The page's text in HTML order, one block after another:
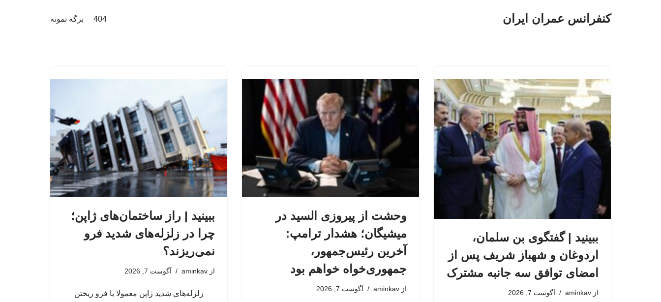
کنفرانس عمران ایران 404 برگه نمونه
ببینید | گفتگوی بن سلمان،
اردوغان و شهباز شریف پس از
امضای توافق سه جانبه مشترک
از aminkav آگوست 7, 2026
وحشت از پیروزی السید در
میشیگان؛ هشدار ترامپ:
آخرین رئیس‌جمهور،
جمهوری‌خواه خواهم بود
از aminkav آگوست 7, 2026
ببینید | راز ساختمان‌های ژاپن؛
چرا در زلزله‌های شدید فرو
نمی‌ریزند؟
از aminkav آگوست 7, 2026
زلزله‌های شدید ژاپن معمولا با فرو ریختن